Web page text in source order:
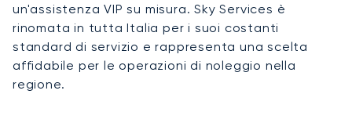
un'assistenza VIP su misura. Sky Services è
rinomata in tutta Italia per i suoi costanti
standard di servizio e rappresenta una scelta
affidabile per le operazioni di noleggio nella
regione.